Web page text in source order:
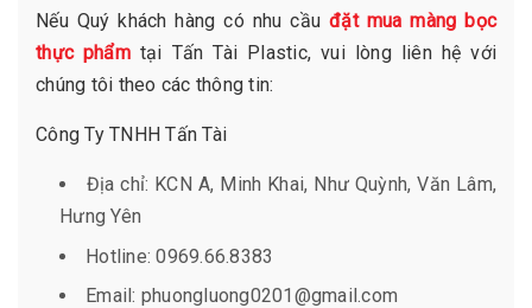
Nếu Quý khách hàng có nhu cầuđặt mua màng bọc
thực phẩmtại Tấn Tài Plastic, vui lòng liên hệ với
chúng tôi theo các thông tin:
Công Ty TNHH Tấn Tài
Địa chỉ: KCN A, Minh Khai, Như Quỳnh, Văn Lâm,
Hưng Yên
Hotline: 0969.66.8383
Email: phuongluong0201@gmail.com